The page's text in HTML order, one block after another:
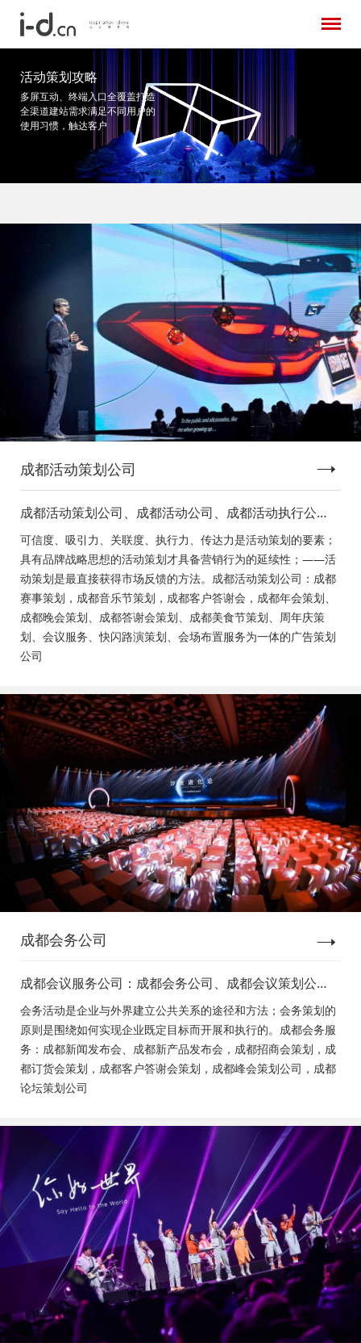
活动策划攻略
多屏互动、终端入口全覆盖打造
全渠道建站需求满足不同用户的
使用习惯，触达客户
成都活动策划公司
成都活动策划公司、成都活动公司、成都活动执行公
司、成都庆典活动策划公司、成都发布会策划公司、成
都音乐节策划公司、成都年会活动策划
可信度、吸引力、关联度、执行力、传达力是活动策划的要素；
具有品牌战略思想的活动策划才具备营销行为的延续性；——活
动策划是最直接获得市场反馈的方法。成都活动策划公司：成都
赛事策划，成都音乐节策划，成都客户答谢会，成都年会策划、
成都晚会策划、成都答谢会策划、成都美食节策划、周年庆策
划、会议服务、快闪路演策划、会场布置服务为一体的广告策划
公司
成都会务公司
成都会议服务公司：成都会务公司、成都会议策划公
司、成都新闻发布会策划、成都新产品发布会策划、成
都经销商会议策划、成都招商会策划、成都订货会策
划、成都颁奖会策划、成都客户答谢会策划、成都高峰
论坛策划公司、成都年会策划、成都会议活动策划
会务活动是企业与外界建立公共关系的途径和方法；会务策划的
原则是围绕如何实现企业既定目标而开展和执行的。成都会务服
务：成都新闻发布会、成都新产品发布会，成都招商会策划，成
都订货会策划，成都客户答谢会策划，成都峰会策划公司，成都
论坛策划公司